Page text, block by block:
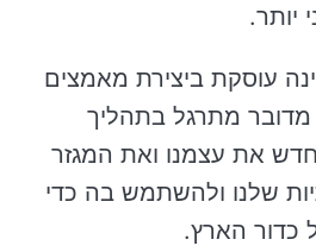
יותר.
עוסקת ביצירת מאמצים
מדובר מתרגל בתהליך
את עצמנו ואת המגזר
שלנו ולהשתמש בה כדי
כדור הארץ.